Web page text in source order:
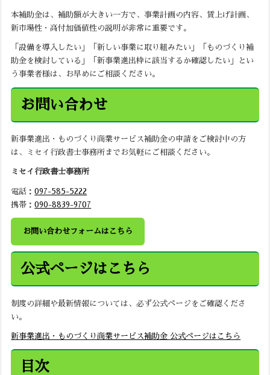
本補助金は、補助額が大きい一方で、事業計画の内容、賃上げ計画、
新市場性・高付加価値性の説明が非常に重要です。
「設備を導入したい」「新しい事業に取り組みたい」「ものづくり補
助金を検討している」「新事業進出枠に該当するか確認したい」とい
う事業者様は、お早めにご相談ください。
お問い合わせ
新事業進出・ものづくり商業サービス補助金の申請をご検討中の方
は、ミセイ行政書士事務所までお気軽にご相談ください。
ミセイ行政書士事務所
電話：097-585-5222
携帯：090-8839-9707
お問い合わせフォームはこちら
公式ページはこちら
制度の詳細や最新情報については、必ず公式ページをご確認くださ
い。
新事業進出・ものづくり商業サービス補助金 公式ページはこちら
目次